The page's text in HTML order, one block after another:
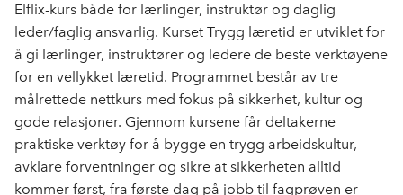
Elflix-kurs både for lærlinger, instruktør og daglig
leder/faglig ansvarlig. Kurset Trygg læretid er utviklet for
å gi lærlinger, instruktører og ledere de beste verktøyene
for en vellykket læretid. Programmet består av tre
målrettede nettkurs med fokus på sikkerhet, kultur og
gode relasjoner. Gjennom kursene får deltakerne
praktiske verktøy for å bygge en trygg arbeidskultur,
avklare forventninger og sikre at sikkerheten alltid
kommer først, fra første dag på jobb til fagprøven er